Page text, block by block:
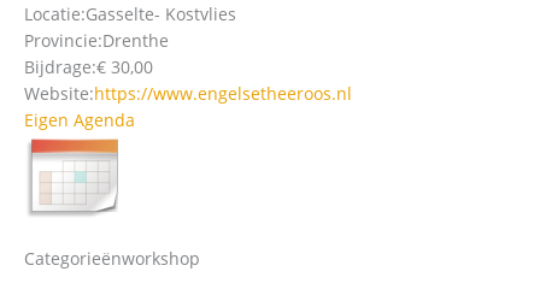
Locatie:Gasselte- Kostvlies
Provincie:Drenthe
Bijdrage:€ 30,00
Website:https://www.engelsetheeroos.nl
Eigen Agenda
Categorieënworkshop